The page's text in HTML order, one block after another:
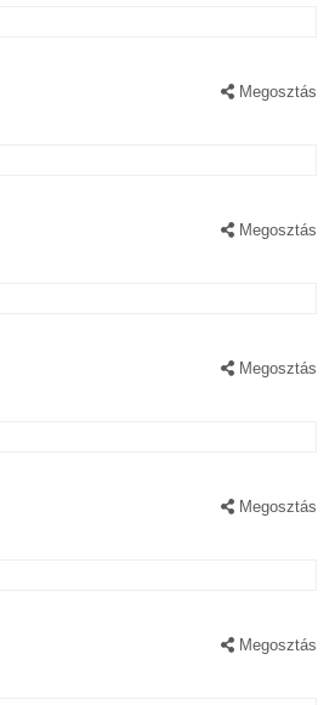
Megosztás
Megosztás
Megosztás
Megosztás
Megosztás